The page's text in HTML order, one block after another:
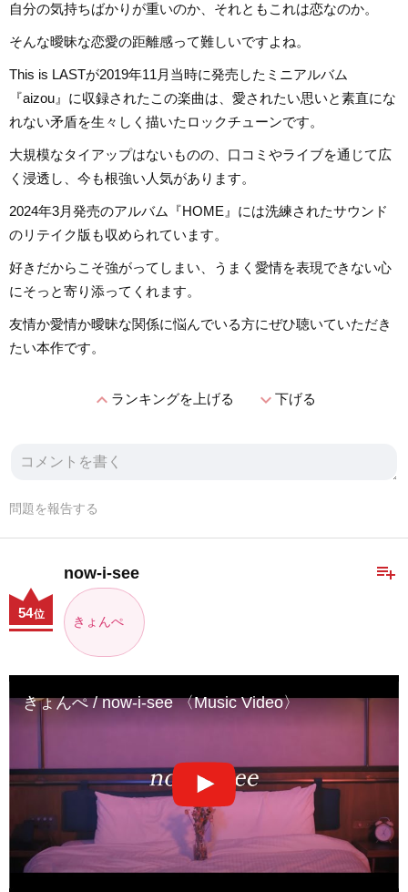
自分の気持ちばかりが重いのか、それともこれは恋なのか。
そんな曖昧な恋愛の距離感って難しいですよね。
This is LASTが2019年11月当時に発売したミニアルバム
『aizou』に収録されたこの楽曲は、愛されたい思いと素直にな
れない矛盾を生々しく描いたロックチューンです。
大規模なタイアップはないものの、口コミやライブを通じて広
く浸透し、今も根強い人気があります。
2024年3月発売のアルバム『HOME』には洗練されたサウンド
のリテイク版も収められています。
好きだからこそ強がってしまい、うまく愛情を表現できない心
にそっと寄り添ってくれます。
友情か愛情か曖昧な関係に悩んでいる方にぜひ聴いていただき
たい本作です。
expand_lessランキングを上げる expand_more下げる
問題を報告する
playlist_add
now-i-see
きょんぺ
54位
きょんぺ / now-i-see 〈Music Video〉